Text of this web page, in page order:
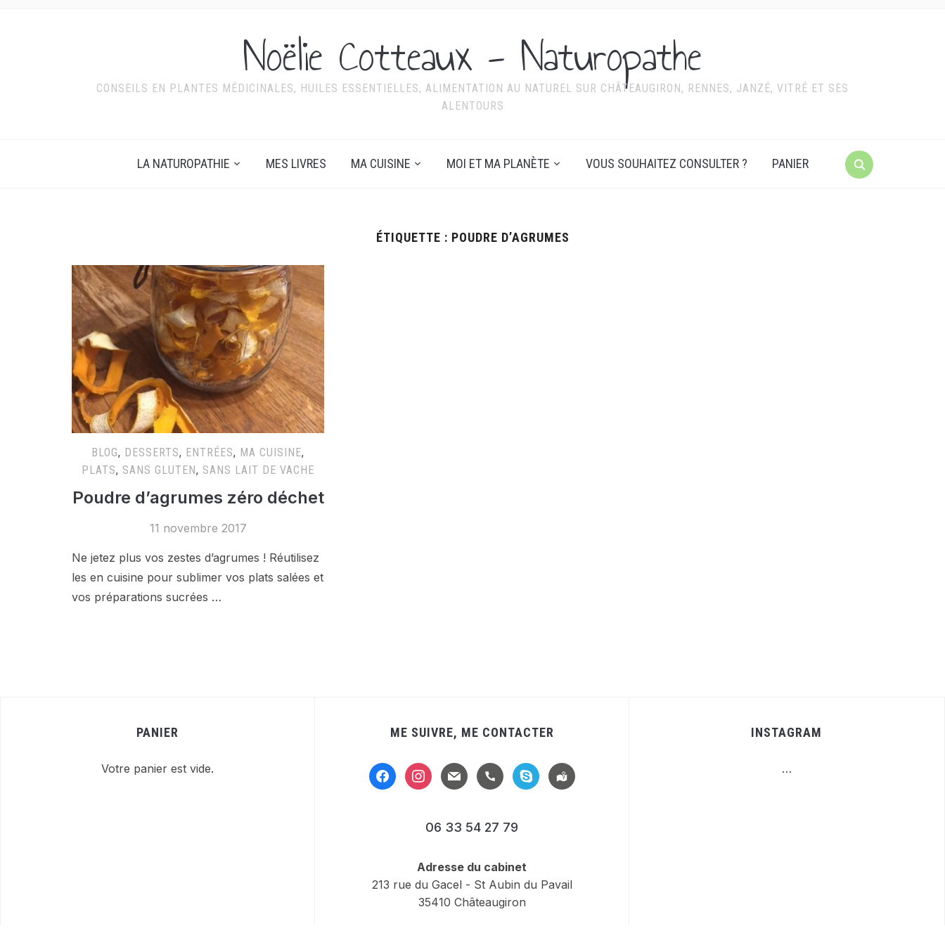
Noëlie Cotteaux - Naturopathe
CONSEILS EN PLANTES MÉDICINALES, HUILES ESSENTIELLES, ALIMENTATION AU NATUREL SUR CHÂTEAUGIRON, RENNES, JANZÉ, VITRÉ ET SES
ALENTOURS
LA NATUROPATHIE MES LIVRES MA CUISINE MOI ET MA PLANÈTE VOUS SOUHAITEZ CONSULTER ? PANIER
ÉTIQUETTE : POUDRE D’AGRUMES
BLOG, DESSERTS, ENTRÉES, MA CUISINE,
PLATS, SANS GLUTEN, SANS LAIT DE VACHE
Poudre d’agrumes zéro déchet
11 novembre 2017
Ne jetez plus vos zestes d’agrumes ! Réutilisez
les en cuisine pour sublimer vos plats salées et
vos préparations sucrées …
PANIER
Votre panier est vide.
ME SUIVRE, ME CONTACTER
facebookinstagram
mail handsetskype
location-
alt
06 33 54 27 79
Adresse du cabinet
213 rue du Gacel - St Aubin du Pavail
35410 Châteaugiron
INSTAGRAM
…